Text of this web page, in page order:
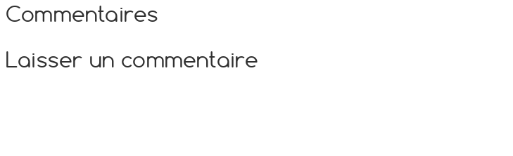
Commentaires
Laisser un commentaire